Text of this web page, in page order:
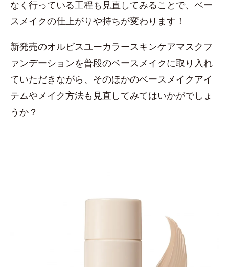
なく行っている工程も見直してみることで、ベー
スメイクの仕上がりや持ちが変わります！
新発売のオルビスユーカラースキンケアマスクフ
ァンデーションを普段のベースメイクに取り入れ
ていただきながら、そのほかのベースメイクアイ
テムやメイク方法も見直してみてはいかがでしょ
うか？